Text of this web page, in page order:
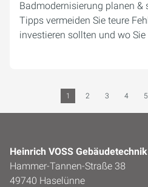
Badmodernisierung planen &
Tipps vermeiden Sie teure
investieren sollten und wo
1 2 3 4 5
Heinrich VOSS
Hammer-Tannen-Straße 38
49740 Haselünne